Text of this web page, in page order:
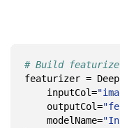
# Build
    inputCol=
    outputCol=
    modelName=